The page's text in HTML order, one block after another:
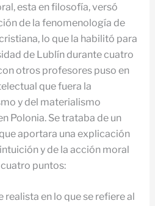
esta en filosofía, versó
de la fenomenología de
lo que la habilitó para
de Lublín durante cuatro
otros profesores puso en
que fuera la
y del materialismo
Polonia. Se trataba de un
aportara una explicación
y de la acción moral
puntos:
en lo que se refiere al